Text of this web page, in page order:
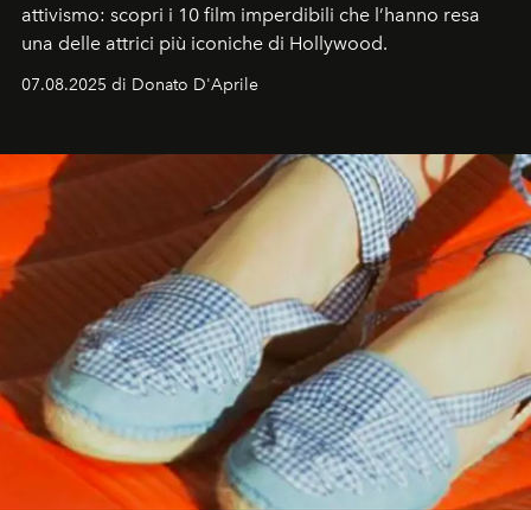
attivismo: scopri i 10 film imperdibili che l’hanno resa
una delle attrici più iconiche di Hollywood.
07.08.2025 di Donato D'Aprile